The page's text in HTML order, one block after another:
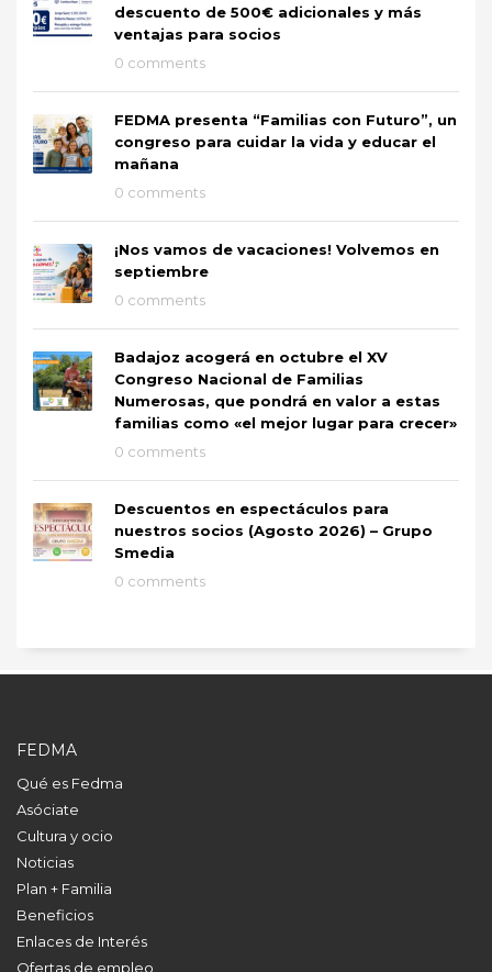
descuento de 500€ adicionales y más
ventajas para socios
0 comments
FEDMA presenta “Familias con Futuro”, un
congreso para cuidar la vida y educar el
mañana
0 comments
¡Nos vamos de vacaciones! Volvemos en
septiembre
0 comments
Badajoz acogerá en octubre el XV
Congreso Nacional de Familias
Numerosas, que pondrá en valor a estas
familias como «el mejor lugar para crecer»
0 comments
Descuentos en espectáculos para
nuestros socios (Agosto 2026) – Grupo
Smedia
0 comments
FEDMA
Qué es Fedma
Asóciate
Cultura y ocio
Noticias
Plan + Familia
Beneficios
Enlaces de Interés
Ofertas de empleo